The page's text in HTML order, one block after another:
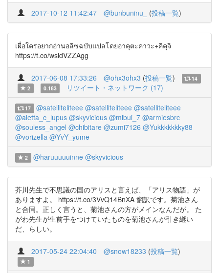
2017-10-12 11:42:47 @bunbuninu_ (投稿一覧)
เผื่อใครอยากอ่านอลิซฉบับแปลโดยอาคุตะคาวะ+คิคุจิ
https://t.co/wsldVZZAgg
2017-06-08 17:33:26 @ohx3ohx3 (投稿一覧)
14
2
0.183 リツイート・ネットワーク (17)
17 @satelliteliteee @satelliteliteee @satelliteliteee
@aletta_c_lupus @skyvicious @mibui_7 @armiesbrc
@souless_angel @chibitare @zumi7126 @Yukkkkkkky88
@vorizella @YvY_yume
2 @haruuuuuinne @skyvicious
芥川先生で不思議の国のアリスと言えば、「アリス物語」が
ありますよ。 https://t.co/3VvQ14BnXA 翻訳です。菊池さん
と合同。正しく言うと、菊池さんの方がメインなんだが。 た
がわ先生が生前手をつけていたものを菊池さんが引き継い
だ、らしい。
2017-05-24 22:04:40 @snow18233 (投稿一覧)
1